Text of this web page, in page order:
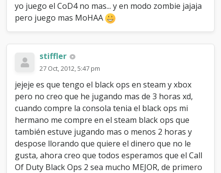
yo juego el CoD4 no mas... y en modo zombie jajaja
pero juego mas MoHAA
stiffler
27 Oct, 2012, 5:47 pm
jejeje es que tengo el black ops en steam y xbox
pero no creo que he jugando mas de 3 horas xd,
cuando compre la consola tenia el black ops mi
hermano me compre en el steam black ops que
también estuve jugando mas o menos 2 horas y
despose llorando que quiere el dinero que no le
gusta, ahora creo que todos esperamos que el Call
Of Duty Black Ops 2 sea mucho MEJOR, de primero